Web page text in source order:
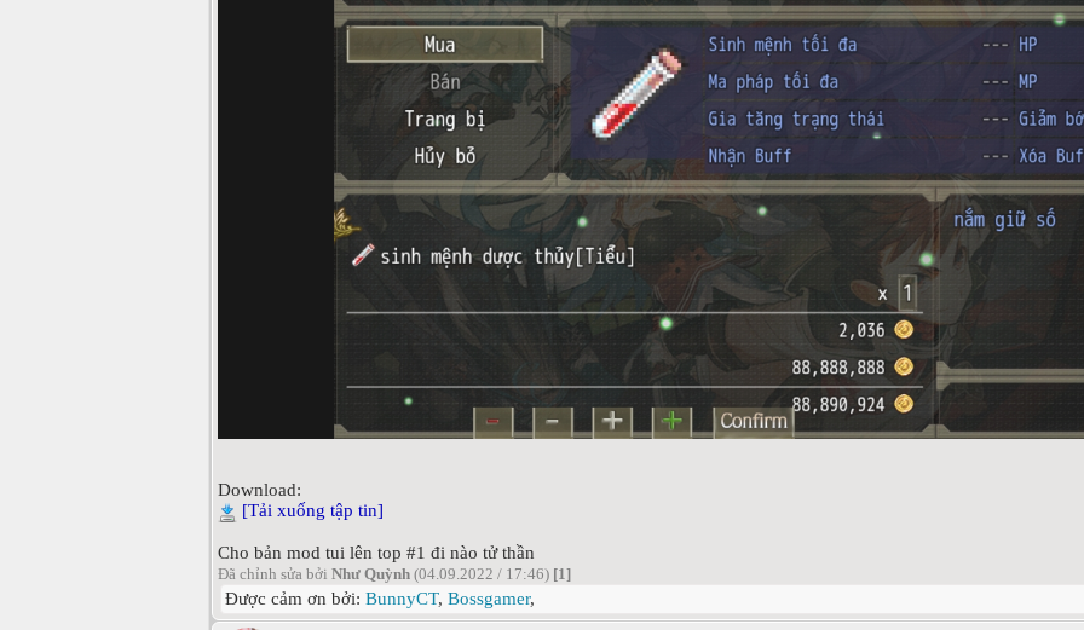
Download:
[Tải xuống tập tin]
Cho bản mod tui lên top #1 đi nào tử thần
Đã chỉnh sửa bởi Như Quỳnh (04.09.2022 / 17:46) [1]
Được cảm ơn bởi: BunnyCT, Bossgamer,